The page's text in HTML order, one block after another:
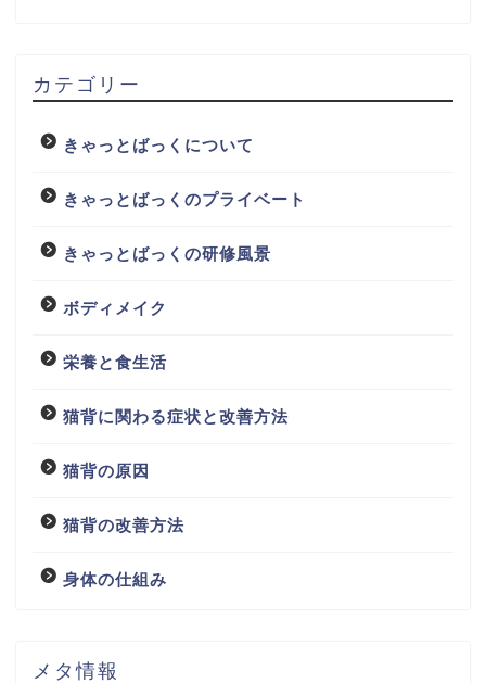
カテゴリー
きゃっとばっくについて
きゃっとばっくのプライベート
きゃっとばっくの研修風景
ボディメイク
栄養と食生活
猫背に関わる症状と改善方法
猫背の原因
猫背の改善方法
身体の仕組み
メタ情報